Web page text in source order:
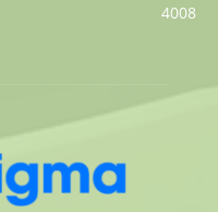
4008